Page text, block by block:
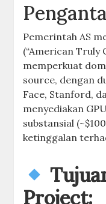
Pemerintah AS
(“American Truly
memperkuat
source, dengan
Face, Stanford,
menyediakan
substansial
ketinggalan
Project: